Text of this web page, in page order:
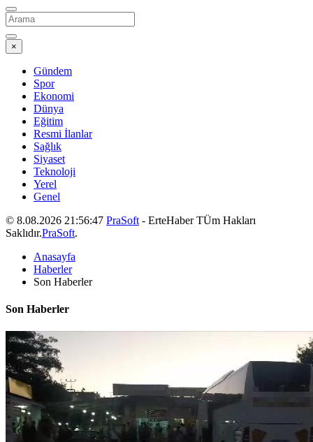
×
Gündem
Spor
Ekonomi
Dünya
Eğitim
Resmi İlanlar
Sağlık
Siyaset
Teknoloji
Yerel
Genel
© 8.08.2026 21:56:47 PraSoft - ErteHaber TÜm Hakları
Saklıdır.PraSoft.
Anasayfa
Haberler
Son Haberler
Son Haberler